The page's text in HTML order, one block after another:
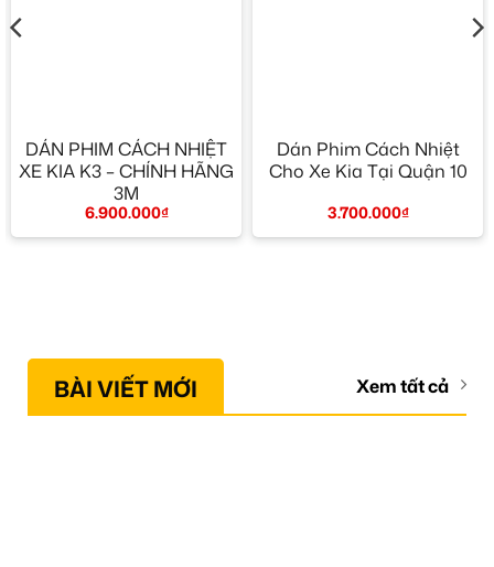
DÁN PHIM CÁCH NHIỆT
XE KIA K3 – CHÍNH HÃNG
3M
6.900.000₫
Dán Phim Cách Nhiệt
Cho Xe Kia Tại Quận 10
3.700.000₫
BÀI VIẾT MỚI Xem tất cả